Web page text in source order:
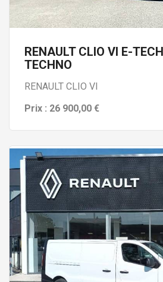
RENAULT CLIO VI E-
TECHNO
RENAULT CLIO VI
Prix : 26 900,00 €